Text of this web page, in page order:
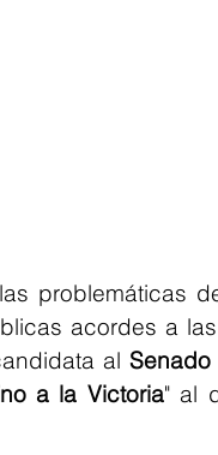
acordes a
al
a la Victoria" al